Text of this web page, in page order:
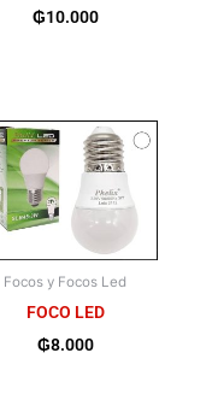
₲10.000
Focos y Focos Led
FOCO LED
₲8.000